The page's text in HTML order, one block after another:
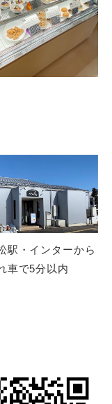
駅・インターから
車で5分以内